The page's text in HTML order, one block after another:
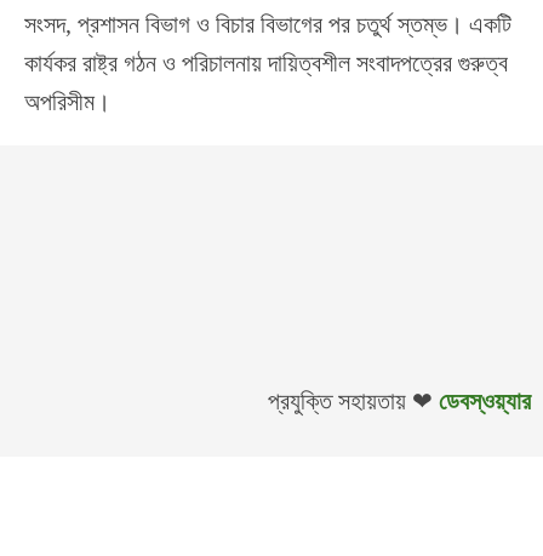
সংসদ, প্রশাসন বিভাগ ও বিচার বিভাগের পর চতুর্থ স্তম্ভ। একটি
কার্যকর রাষ্ট্র গঠন ও পরিচালনায় দায়িত্বশীল সংবাদপত্রের গুরুত্ব
অপরিসীম।
প্রযুক্তি সহায়তায় ❤ ডেবস্ওয়্যার